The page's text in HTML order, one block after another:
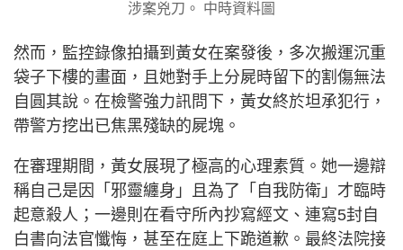
涉案兇刀。 中時資料圖
然而，監控錄像拍攝到黃女在案發後，多次搬運沉重
袋子下樓的畫面，且她對手上分屍時留下的割傷無法
自圓其說。在檢警強力訊問下，黃女終於坦承犯行，
帶警方挖出已焦黑殘缺的屍塊。
在審理期間，黃女展現了極高的心理素質。她一邊辯
稱自己是因「邪靈纏身」且為了「自我防衛」才臨時
起意殺人；一邊則在看守所內抄寫經文、連寫5封自
白書向法官懺悔，甚至在庭上下跪道歉。最終法院接